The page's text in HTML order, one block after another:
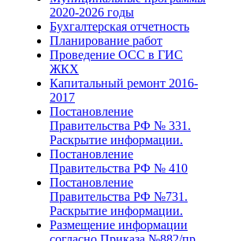
2020-2026 годы
Бухгалтерская отчетность
Планирование работ
Проведение ОСС в ГИС
ЖКХ
Капитальный ремонт 2016-
2017
Постановление
Правительства РФ № 331.
Раскрытие информации.
Постановление
Правительства РФ № 410
Постановление
Правительства РФ №731.
Раскрытие информации.
Размещение информации